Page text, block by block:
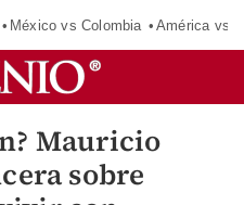
México vs Colombia América vs
Mauricio
sobre